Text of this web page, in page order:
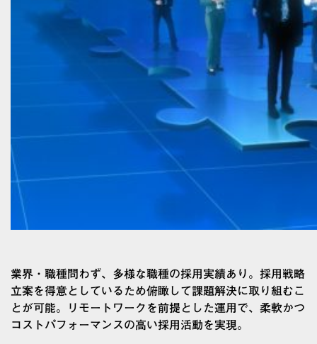
業界・職種問わず、多様な職種の採用実績あり。採用戦略
立案を得意としているため俯瞰して課題解決に取り組むこ
とが可能。リモートワークを前提とした運用で、柔軟かつ
コストパフォーマンスの高い採用活動を実現。